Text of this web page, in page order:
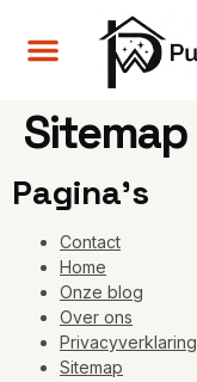
Sitemap
Pagina's
Contact
Home
Onze blog
Over ons
Privacyverklaring
Sitemap